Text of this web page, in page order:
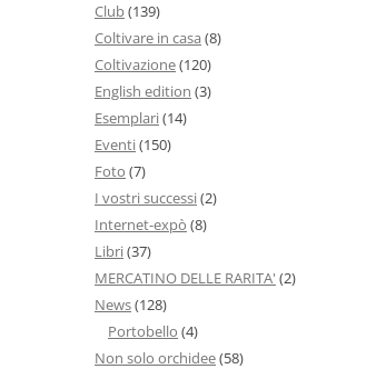
Club(139)
Coltivare in casa (8)
Coltivazione(120)
English edition (3)
Esemplari(14)
Eventi(150)
Foto (7)
I vostri successi(2)
Internet-expò (8)
Libri(37)
MERCATINO DELLE RARITA' (2)
News(128)
Portobello (4)
Non solo orchidee(58)